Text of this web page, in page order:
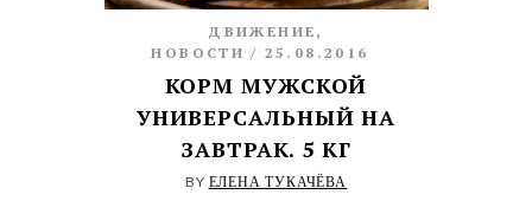
ДВИЖЕНИЕ ,
НОВОСТИ
25.08.2016
КОРМ МУЖСКОЙ
УНИВЕРСАЛЬНЫЙ НА
ЗАВТРАК. 5 КГ
BY ЕЛЕНА ТУКАЧЁВА